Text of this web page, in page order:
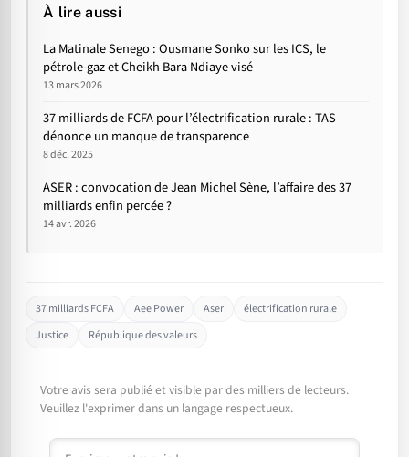
À lire aussi
La Matinale Senego : Ousmane Sonko sur les ICS, le
pétrole-gaz et Cheikh Bara Ndiaye visé
13 mars 2026
37 milliards de FCFA pour l’électrification rurale : TAS
dénonce un manque de transparence
8 déc. 2025
ASER : convocation de Jean Michel Sène, l’affaire des 37
milliards enfin percée ?
14 avr. 2026
37 milliards FCFA Aee Power Aser
électrification rurale
Justice
République des valeurs
Votre avis sera publié et visible par des milliers de lecteurs.
Veuillez l'exprimer dans un langage respectueux.
Commentaire